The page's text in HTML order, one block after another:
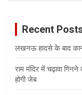
Recent
लखनऊ हादसे के बाद
राम मंदिर में चढ़ावा
होगी जेब